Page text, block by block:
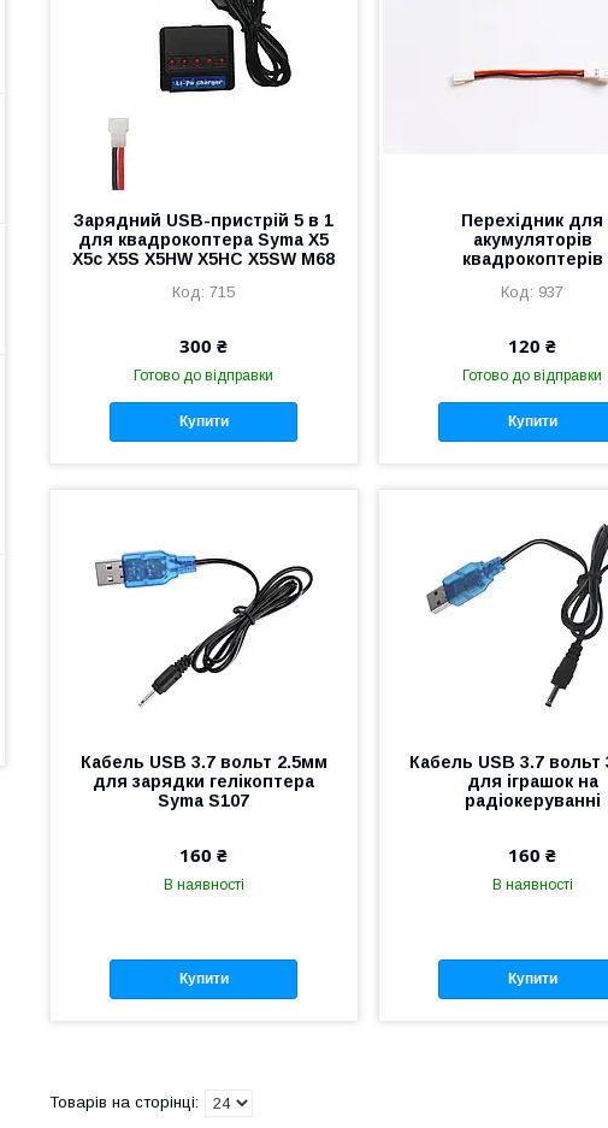
Зарядний USB-пристрій 5 в 1
для квадрокоптера Syma X5
X5c X5S X5HW X5HC X5SW M68
715
300 ₴
Готово до відправки
Купити
Перехідник для
акумуляторів
квадрокоптерів
937
120 ₴
Готово до відправки
Купити
Кабель USB 3.7 вольт 2.5мм
для зарядки гелікоптера
Syma S107
160 ₴
В наявності
Купити
Кабель USB 3.7
для іграшок на
радіокеруванні
160 ₴
В наявності
Купити